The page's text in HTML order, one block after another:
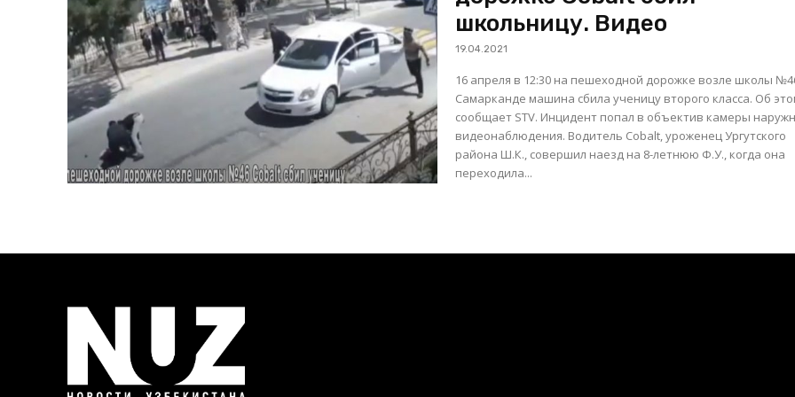
школьницу. Видео
19.04.2021
16 апреля в 12:30 на пешеходной дорожке возле школы
Самарканде машина сбила ученицу второго класса. Об
сообщает STV. Инцидент попал в объектив камеры
видеонаблюдения. Водитель Cobalt, уроженец Ургутского
района Ш.К., совершил наезд на 8-летнюю Ф.У., когда она
переходила...